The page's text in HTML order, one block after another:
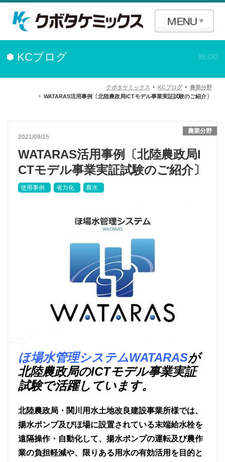
KCブログ BLOG
クボタケミックス KCブログ
農業分野
WATARAS活用事例〔北陸農政局ICTモデル事業実証試験のご紹介〕
農業分野
2021/09/15
WATARAS活用事例〔北陸農政局I
CTモデル事業実証試験のご紹介〕
使用事例 省力化 農水
ほ場水管理システムWATARASが
北陸農政局のICTモデル事業実証
試験で活躍しています。
北陸農政局・関川用水土地改良建設事業所様では、
揚水ポンプ及びほ場に設置されている末端給水栓を
遠隔操作・自動化して、揚水ポンプの運転及び農作
業の負担軽減や、限りある用水の有効活用を目的と